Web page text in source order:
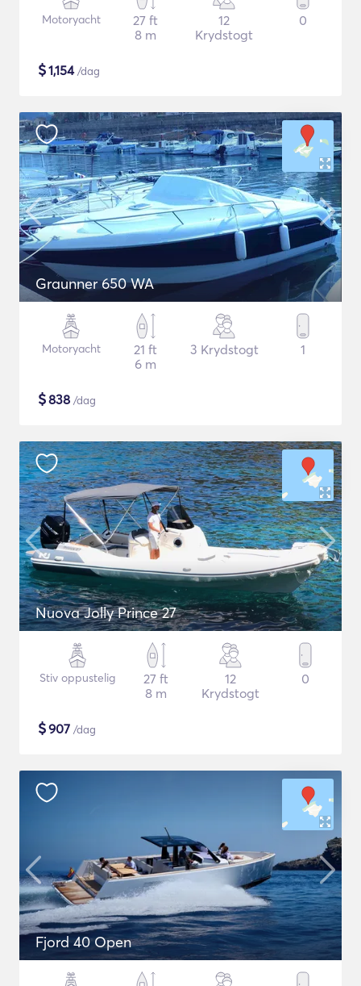
Motoryacht
27 ft
8 m
12
Krydstogt
0
$1,154/dag
Graunner 650 WA
Motoryacht
21 ft
6 m
3 Krydstogt 1
$838 /dag
Nuova Jolly Prince 27
Stiv oppustelig
27 ft
8 m
12
Krydstogt
0
$907 /dag
Fjord 40 Open